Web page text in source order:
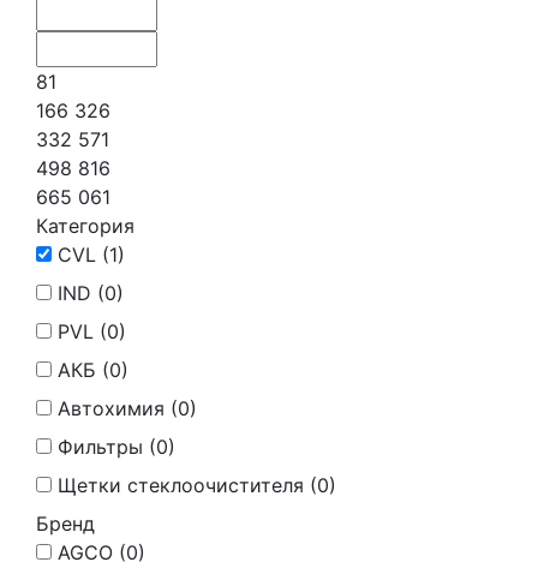
81
166 326
332 571
498 816
665 061
Категория
CVL (1)
IND (0)
PVL (0)
АКБ (0)
Автохимия (0)
Фильтры (0)
Щетки стеклоочистителя (0)
Бренд
AGCO (0)